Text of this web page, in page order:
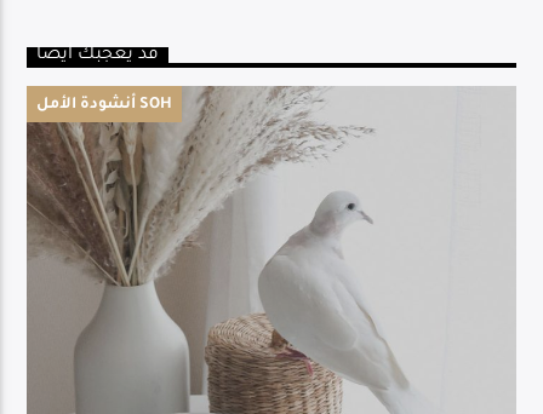
قد يعجبك أيضا
أنشودة الأمل SOH